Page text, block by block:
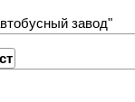
завод"